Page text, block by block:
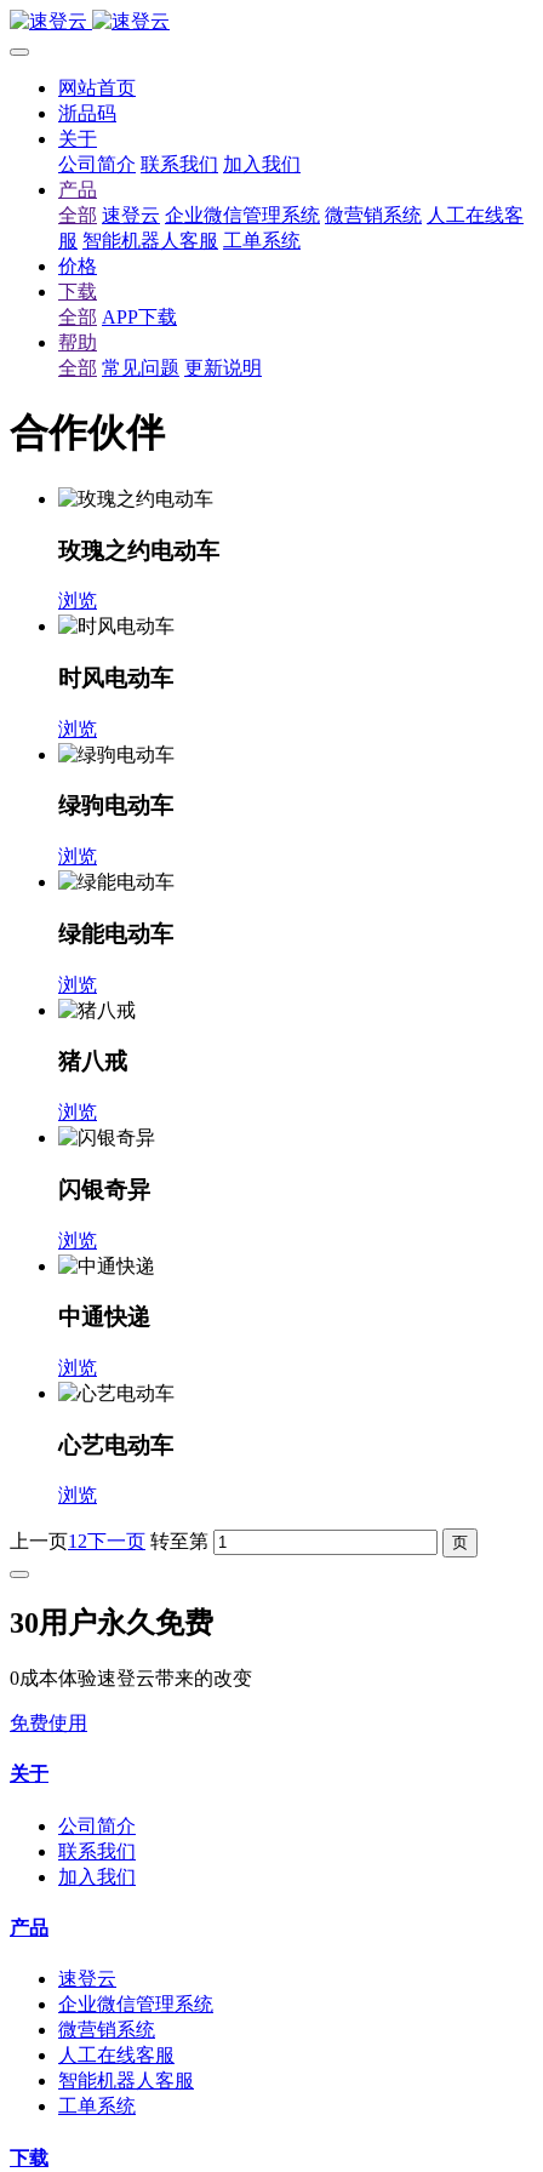
网站首页
浙品码
关于
公司简介 联系我们 加入我们
产品
全部 速登云 企业微信管理系统 微营销系统 人工在线客
服 智能机器人客服 工单系统
价格
下载
全部 APP下载
帮助
全部 常见问题 更新说明
合作伙伴
玫瑰之约电动车
浏览
时风电动车
浏览
绿驹电动车
浏览
绿能电动车
浏览
猪八戒
浏览
闪银奇异
浏览
中通快递
浏览
心艺电动车
浏览
上一页1 2下一页 转至第
30用户永久免费
0成本体验速登云带来的改变
免费使用
关于
公司简介
联系我们
加入我们
产品
速登云
企业微信管理系统
微营销系统
人工在线客服
智能机器人客服
工单系统
下载